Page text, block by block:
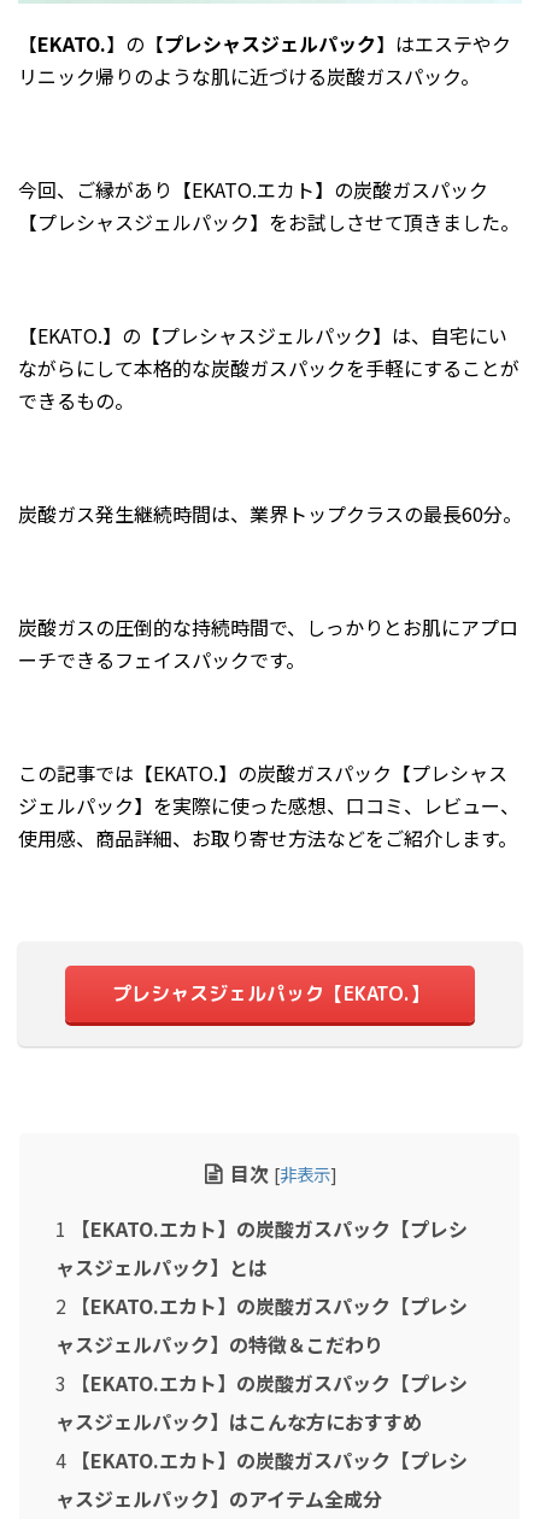
2025年2月
2024年10月
2024年8月
2024年5月
2024年4月
2023年10月
2023年9月
2023年6月
2023年5月
2023年4月
2023年1月
2022年11月
2022年10月
2021年4月
2020年3月
2020年1月
2019年12月
2019年4月
2018年12月
2018年11月
2018年5月
【EKATO.】の【プレシャスジェルパック】はエステやク
リニック帰りのような肌に近づける炭酸ガスパック。
今回、ご縁があり【EKATO.エカト】の炭酸ガスパック
【プレシャスジェルパック】をお試しさせて頂きました。
【EKATO.】の【プレシャスジェルパック】は、自宅にい
ながらにして本格的な炭酸ガスパックを手軽にすることが
できるもの。
炭酸ガス発生継続時間は、業界トップクラスの最長60分。
炭酸ガスの圧倒的な持続時間で、しっかりとお肌にアプロ
ーチできるフェイスパックです。
この記事では【EKATO.】の炭酸ガスパック【プレシャス
ジェルパック】を実際に使った感想、口コミ、レビュー、
使用感、商品詳細、お取り寄せ方法などをご紹介します。
プレシャスジェルパック【EKATO.】
目次 [非表示]
1 【EKATO.エカト】の炭酸ガスパック【プレシ
ャスジェルパック】とは
2 【EKATO.エカト】の炭酸ガスパック【プレシ
ャスジェルパック】の特徴＆こだわり
3 【EKATO.エカト】の炭酸ガスパック【プレシ
ャスジェルパック】はこんな方におすすめ
4 【EKATO.エカト】の炭酸ガスパック【プレシ
ャスジェルパック】のアイテム全成分